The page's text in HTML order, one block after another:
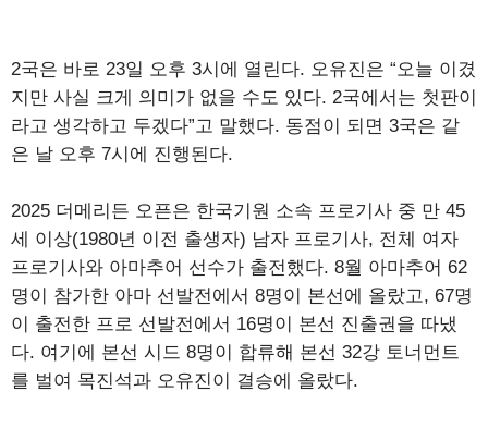
2국은 바로 23일 오후 3시에 열린다. 오유진은 “오늘 이겼
지만 사실 크게 의미가 없을 수도 있다. 2국에서는 첫판이
라고 생각하고 두겠다”고 말했다. 동점이 되면 3국은 같
은 날 오후 7시에 진행된다.
2025 더메리든 오픈은 한국기원 소속 프로기사 중 만 45
세 이상(1980년 이전 출생자) 남자 프로기사, 전체 여자
프로기사와 아마추어 선수가 출전했다. 8월 아마추어 62
명이 참가한 아마 선발전에서 8명이 본선에 올랐고, 67명
이 출전한 프로 선발전에서 16명이 본선 진출권을 따냈
다. 여기에 본선 시드 8명이 합류해 본선 32강 토너먼트
를 벌여 목진석과 오유진이 결승에 올랐다.